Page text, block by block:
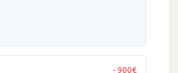
- 900€